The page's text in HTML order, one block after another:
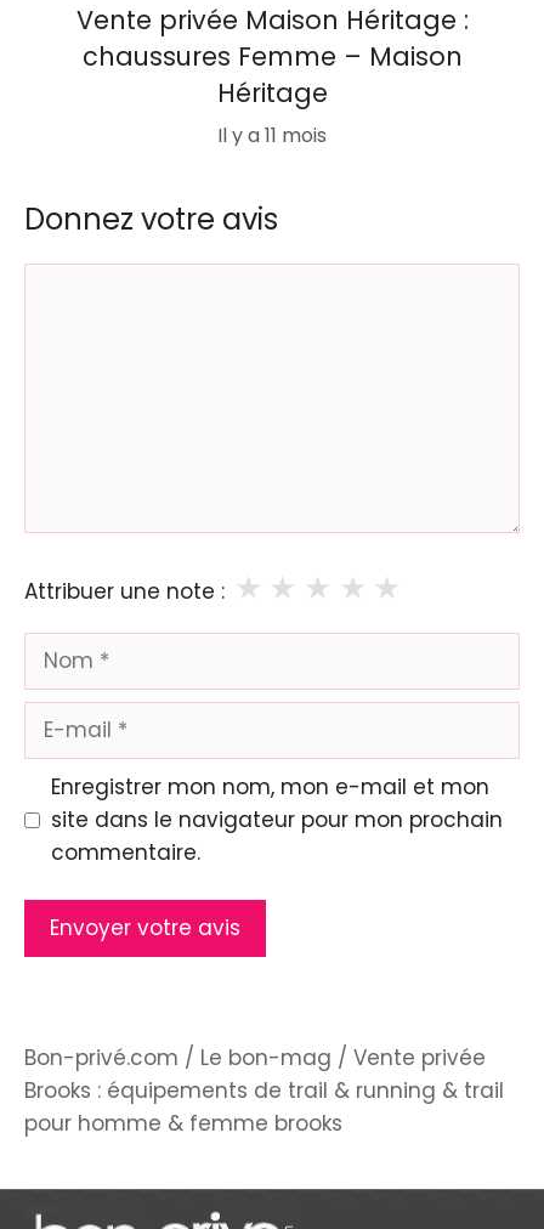
Vente privée Maison Héritage :
chaussures Femme – Maison
Héritage
Il y a 11 mois
Donnez votre avis
Attribuer une note : ★
★
★
★
★
Nom
Enregistrer mon nom, mon e-mail et mon
site dans le navigateur pour mon prochain
commentaire.
Bon-privé.com / Le bon-mag / Vente privée
Brooks : équipements de trail & running & trail
pour homme & femme brooks